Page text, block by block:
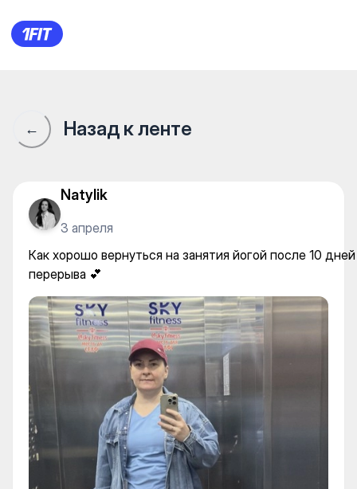
Как хорошо вернуться на
← Назад к ленте
Natylik
3 апреля
Как хорошо вернуться на занятия йогой после 10 дней
перерыва 💕